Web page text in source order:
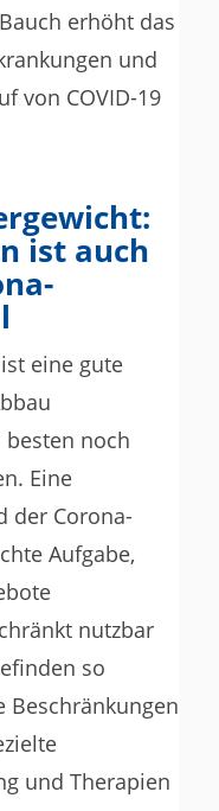
erhöht das
und
von COVID-19
ist auch
eine gute
besten noch
Eine
der Corona-
Aufgabe,
nutzbar
so
Beschränkungen
und Therapien